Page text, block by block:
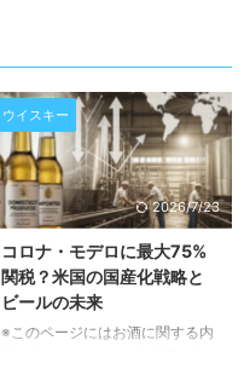
ウイスキー
2026/7/23
コロナ・モデロに最大75%
関税？米国の国産化戦略と
ビールの未来
※このページにはお酒に関する内